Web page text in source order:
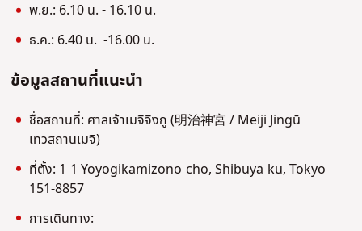
พ.ย.: 6.10 น. - 16.10 น.
ธ.ค.: 6.40 น. -16.00 น.
ข้อมูลสถานที่แนะนำ
ชื่อสถานที่: ศาลเจ้าเมจิจิงกู (明治神宮 / Meiji Jingū
เทวสถานเมจิ)
ที่ตั้ง: 1-1 Yoyogikamizono-cho, Shibuya-ku, Tokyo
151-8857
การเดินทาง: